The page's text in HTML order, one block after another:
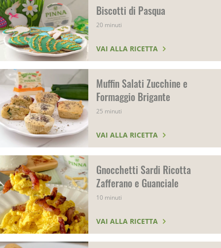
Biscotti di Pasqua
20 minuti
VAI ALLA RICETTA
Muffin Salati Zucchine e
Formaggio Brigante
25 minuti
VAI ALLA RICETTA
Gnocchetti Sardi Ricotta
Zafferano e Guanciale
10 minuti
VAI ALLA RICETTA